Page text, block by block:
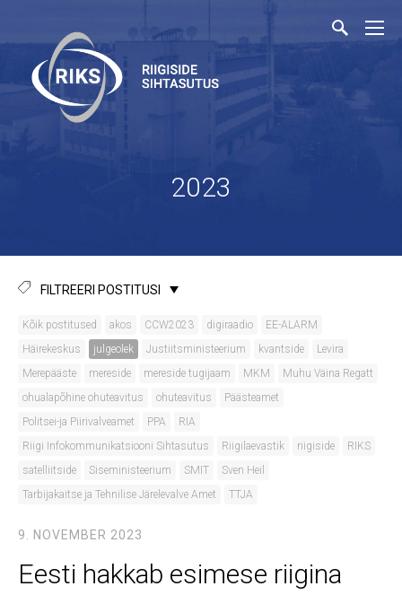
2023
FILTREERI POSTITUSI
Kõik postitused akos CCW2023 digiraadio
EE-ALARM
Häirekeskus
julgeolek Justiitsministeerium kvantside
Levira
Merepääste
mereside mereside tugijaam MKM
Muhu Väina Regatt
ohualapõhine ohuteavitus
ohuteavitus
Päästeamet
Politsei-ja Piirivalveamet
PPA
RIA
Riigi Infokommunikatsiooni Sihtasutus
Riigilaevastik riigiside
RIKS
satelliitside
Siseministeerium SMIT
Sven Heil
Tarbijakaitse ja Tehnilise Järelevalve Amet
TTJA
9. NOVEMBER 2023
Eesti hakkab esimese riigina